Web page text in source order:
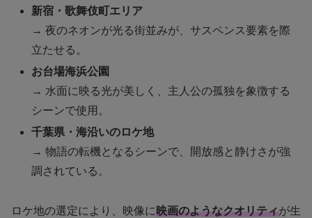
新宿・歌舞伎町エリア
→ 夜のネオンが光る街並みが、サスペンス要素を際
立たせる。
お台場海浜公園
→ 水面に映る光が美しく、主人公の孤独を象徴する
シーンで使用。
千葉県・海沿いのロケ地
→ 物語の転機となるシーンで、開放感と静けさが強
調されている。
ロケ地の選定により、映像に映画のようなクオリティが生